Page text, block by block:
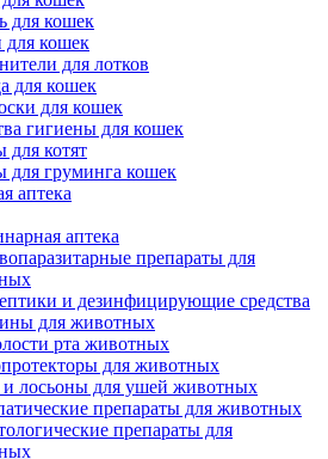
для кошек
кошек
для лотков
для кошек
для кошек
гигиены для кошек
для котят
для груминга кошек
аптека
аптека
препараты для
и дезинфицирующие средства
для животных
рта животных
для животных
лосьоны для ушей животных
препараты для животных
препараты для